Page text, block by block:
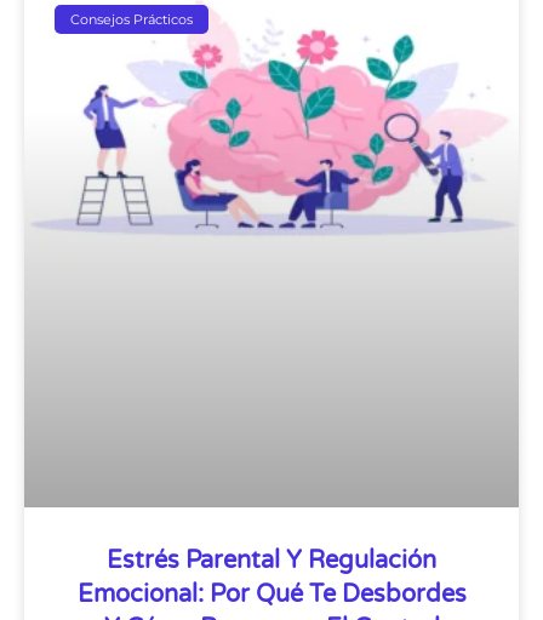
Consejos Prácticos
Estrés Parental Y Regulación
Emocional: Por Qué Te Desbordes